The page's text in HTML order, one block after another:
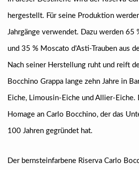
hergestellt. Für seine Produktion
Jahrgänge verwendet. Dazu werden 65
und 35 % Moscato d'Asti-Trauben aus
Nach seiner Herstellung ruht und reift
Bocchino Grappa lange zehn Jahre in
Eiche, Limousin-Eiche und Allier-Eiche.
Homage an Carlo Bocchino, der das
100 Jahren gegründet hat.
Der bernsteinfarbene Riserva Carlo